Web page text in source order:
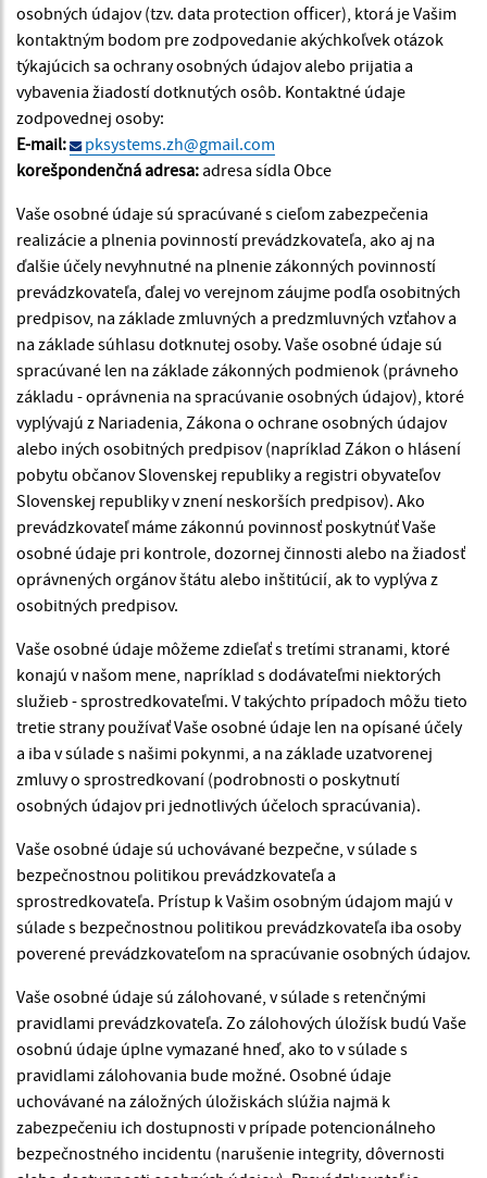
osobných údajov (tzv. data protection officer), ktorá je Vašim
kontaktným bodom pre zodpovedanie akýchkoľvek otázok
týkajúcich sa ochrany osobných údajov alebo prijatia a
vybavenia žiadostí dotknutých osôb. Kontaktné údaje
zodpovednej osoby:
E-mail:
pksystems.zh@gmail.com
korešpondenčná adresa: adresa sídla Obce
Vaše osobné údaje sú spracúvané s cieľom zabezpečenia
realizácie a plnenia povinností prevádzkovateľa, ako aj na
ďalšie účely nevyhnutné na plnenie zákonných povinností
prevádzkovateľa, ďalej vo verejnom záujme podľa osobitných
predpisov, na základe zmluvných a predzmluvných vzťahov a
na základe súhlasu dotknutej osoby. Vaše osobné údaje sú
spracúvané len na základe zákonných podmienok (právneho
základu - oprávnenia na spracúvanie osobných údajov), ktoré
vyplývajú z Nariadenia, Zákona o ochrane osobných údajov
alebo iných osobitných predpisov (napríklad Zákon o hlásení
pobytu občanov Slovenskej republiky a registri obyvateľov
Slovenskej republiky v znení neskorších predpisov). Ako
prevádzkovateľ máme zákonnú povinnosť poskytnúť Vaše
osobné údaje pri kontrole, dozornej činnosti alebo na žiadosť
oprávnených orgánov štátu alebo inštitúcií, ak to vyplýva z
osobitných predpisov.
Vaše osobné údaje môžeme zdieľať s tretími stranami, ktoré
konajú v našom mene, napríklad s dodávateľmi niektorých
služieb - sprostredkovateľmi. V takýchto prípadoch môžu tieto
tretie strany používať Vaše osobné údaje len na opísané účely
a iba v súlade s našimi pokynmi, a na základe uzatvorenej
zmluvy o sprostredkovaní (podrobnosti o poskytnutí
osobných údajov pri jednotlivých účeloch spracúvania).
Vaše osobné údaje sú uchovávané bezpečne, v súlade s
bezpečnostnou politikou prevádzkovateľa a
sprostredkovateľa. Prístup k Vašim osobným údajom majú v
súlade s bezpečnostnou politikou prevádzkovateľa iba osoby
poverené prevádzkovateľom na spracúvanie osobných údajov.
Vaše osobné údaje sú zálohované, v súlade s retenčnými
pravidlami prevádzkovateľa. Zo zálohových úložísk budú Vaše
osobnú údaje úplne vymazané hneď, ako to v súlade s
pravidlami zálohovania bude možné. Osobné údaje
uchovávané na záložných úložiskách slúžia najmä k
zabezpečeniu ich dostupnosti v prípade potencionálneho
bezpečnostného incidentu (narušenie integrity, dôvernosti